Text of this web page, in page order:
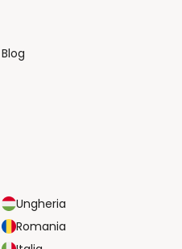
Ungheria
Romania
Blog